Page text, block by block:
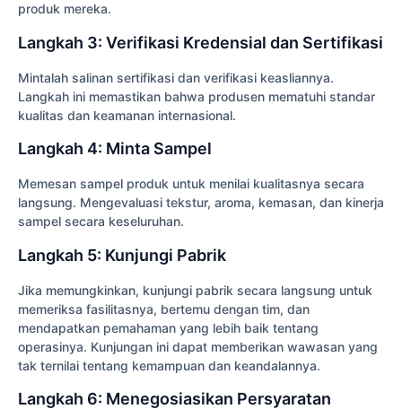
produk mereka.
Langkah 3: Verifikasi Kredensial dan Sertifikasi
Mintalah salinan sertifikasi dan verifikasi keasliannya.
Langkah ini memastikan bahwa produsen mematuhi standar
kualitas dan keamanan internasional.
Langkah 4: Minta Sampel
Memesan sampel produk untuk menilai kualitasnya secara
langsung. Mengevaluasi tekstur, aroma, kemasan, dan kinerja
sampel secara keseluruhan.
Langkah 5: Kunjungi Pabrik
Jika memungkinkan, kunjungi pabrik secara langsung untuk
memeriksa fasilitasnya, bertemu dengan tim, dan
mendapatkan pemahaman yang lebih baik tentang
operasinya. Kunjungan ini dapat memberikan wawasan yang
tak ternilai tentang kemampuan dan keandalannya.
Langkah 6: Menegosiasikan Persyaratan